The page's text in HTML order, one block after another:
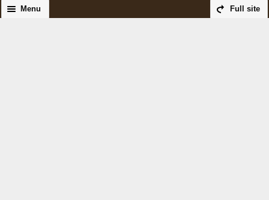
Full site
Menu